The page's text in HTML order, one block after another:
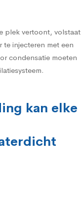
plek vertoont, volstaat
te injecteren met een
condensatie moeten
kan elke